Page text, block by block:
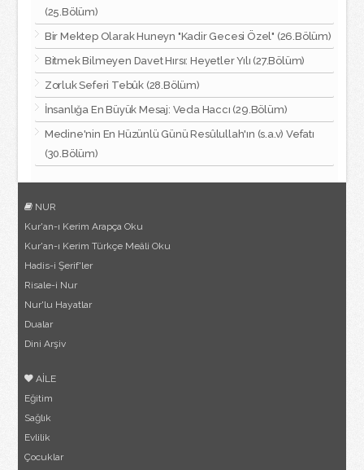
(25.Bölüm)
Bir Mektep Olarak Huneyn "Kadir Gecesi Özel" (26.Bölüm)
Bitmek Bilmeyen Davet Hırsı: Heyetler Yılı (27.Bölüm)
Zorluk Seferi Tebûk (28.Bölüm)
İnsanlığa En Büyük Mesaj: Veda Haccı (29.Bölüm)
Medine'nin En Hüzünlü Günü Resûlullah'ın (s.a.v) Vefatı
(30.Bölüm)
NUR
Kur'an-ı Kerim Arapça Oku
Kur'an-ı Kerim Türkçe Meâli Oku
Hadis-i Şerif'ler
Risale-i Nur
Nur'lu Hayatlar
Dualar
Dini Arşiv
AİLE
Eğitim
Sağlık
Evlilik
Çocuklar